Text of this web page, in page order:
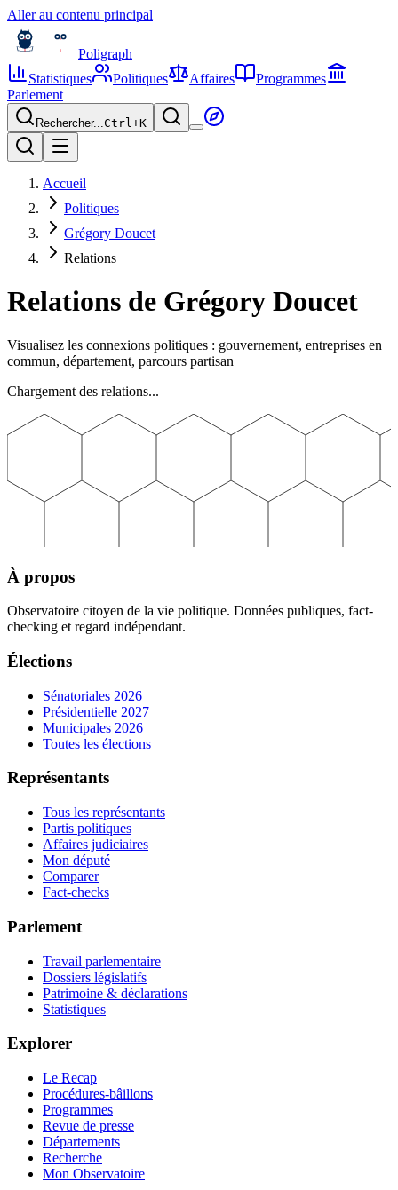
Aller au contenu principal
Poligraph
Statistiques
Politiques Affaires
Programmes
Parlement
Rechercher...Ctrl+K
Accueil
Politiques
Grégory Doucet
Relations
Relations de Grégory Doucet
Visualisez les connexions politiques : gouvernement, entreprises en
commun, département, parcours partisan
Chargement des relations...
À propos
Observatoire citoyen de la vie politique. Données publiques, fact-
checking et regard indépendant.
Élections
Sénatoriales 2026
Présidentielle 2027
Municipales 2026
Toutes les élections
Représentants
Tous les représentants
Partis politiques
Affaires judiciaires
Mon député
Comparer
Fact-checks
Parlement
Travail parlementaire
Dossiers législatifs
Patrimoine & déclarations
Statistiques
Explorer
Le Recap
Procédures-bâillons
Programmes
Revue de presse
Départements
Recherche
Mon Observatoire